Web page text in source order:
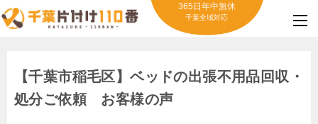
365日年中無休
千葉全域対応
【千葉市稲毛区】ベッドの出張不用品回収・
処分ご依頼 お客様の声